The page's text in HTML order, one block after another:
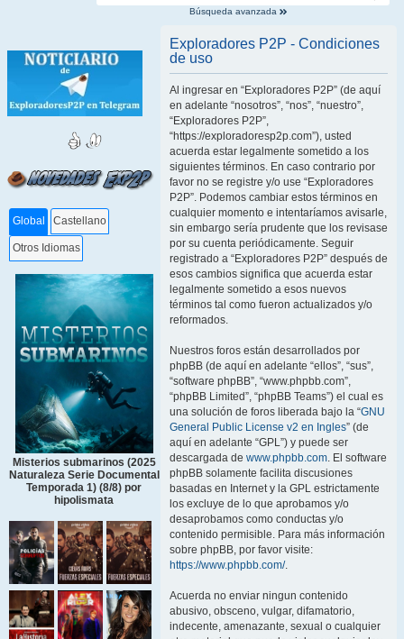
Búsqueda avanzada
Global Castellano
Otros Idiomas
Misterios submarinos (2025
Naturaleza Serie Documental
Temporada 1) (8/8) por
hipolismata
Exploradores P2P - Condiciones
de uso
Al ingresar en “Exploradores P2P” (de aquí
en adelante “nosotros”, “nos”, “nuestro”,
“Exploradores P2P”,
“https://exploradoresp2p.com”), usted
acuerda estar legalmente sometido a los
siguientes términos. En caso contrario por
favor no se registre y/o use “Exploradores
P2P”. Podemos cambiar estos términos en
cualquier momento e intentaríamos avisarle,
sin embargo sería prudente que los revisase
por su cuenta periódicamente. Seguir
registrado a “Exploradores P2P” después de
esos cambios significa que acuerda estar
legalmente sometido a esos nuevos
términos tal como fueron actualizados y/o
reformados.
Nuestros foros están desarrollados por
phpBB (de aquí en adelante “ellos”, “sus”,
“software phpBB”, “www.phpbb.com”,
“phpBB Limited”, “phpBB Teams”) el cual es
una solución de foros liberada bajo la “GNU
General Public License v2 en Ingles” (de
aquí en adelante “GPL”) y puede ser
descargada de www.phpbb.com. El software
phpBB solamente facilita discusiones
basadas en Internet y la GPL estrictamente
los excluye de lo que aprobamos y/o
desaprobamos como conductas y/o
contenido permisible. Para más información
sobre phpBB, por favor visite:
https://www.phpbb.com/.
Acuerda no enviar ningun contenido
abusivo, obsceno, vulgar, difamatorio,
indecente, amenazante, sexual o cualquier